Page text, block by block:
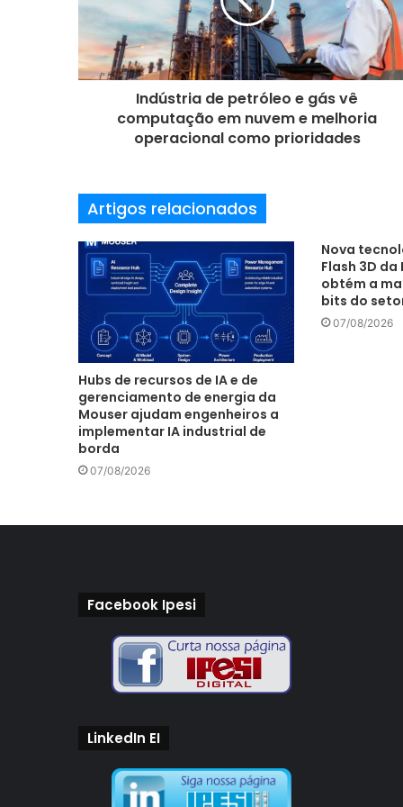
e
e
ç
i
l
Indústria de petróleo e gás vê
computação em nuvem e melhoria
operacional como prioridades
Artigos relacionados
Hubs de recursos de IA e de
gerenciamento de energia da
Mouser ajudam engenheiros a
implementar IA industrial de
borda
07/08/2026
Nova
Flash 3D da
obtém a
bits do
07/08/2026
Facebook Ipesi
LinkedIn EI